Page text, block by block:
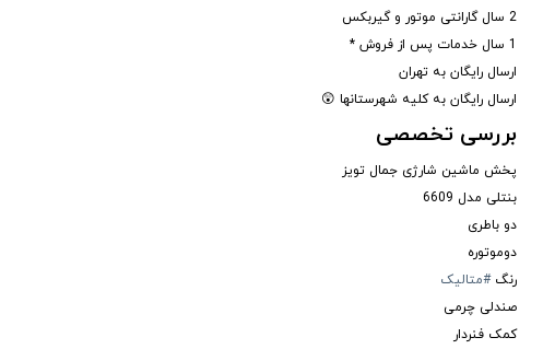
2 سال گارانتی موتور و گیربکس
1 سال خدمات پس از فروش *
ارسال رایگان به تهران
ارسال رایگان به کلیه شهرستانها 😲
بررسی تخصصی
پخش ماشین شارژی جمال تویز
بنتلی مدل 6609
دو باطری
دوموتوره
رنگ#متالیک
صندلی چرمی
کمک فنردار